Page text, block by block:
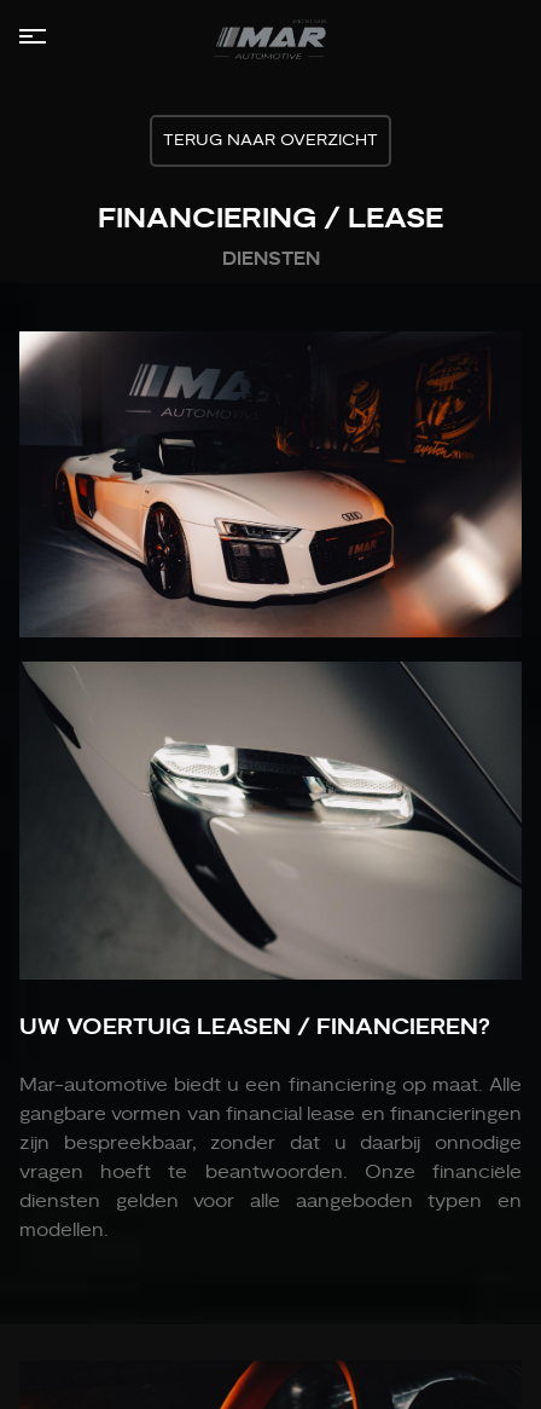
VERKOCHT
ONS
CONTACT
TERUG NAAR OVERZICHT
FINANCIERING / LEASE
DIENSTEN
UW VOERTUIG LEASEN / FINANCIEREN?
Mar-automotive biedt u een financiering op maat. Alle
gangbare vormen van financial lease en financieringen
zijn bespreekbaar, zonder dat u daarbij onnodige
vragen hoeft te beantwoorden. Onze financiële
diensten gelden voor alle aangeboden typen en
modellen.